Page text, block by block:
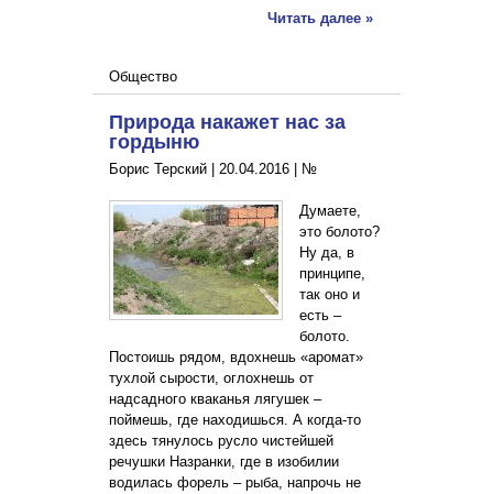
Читать далее »
Общество
Природа накажет нас за
гордыню
Борис Терский | 20.04.2016 №
Думаете,
это болото?
Ну да, в
принципе,
так оно и
есть –
болото.
Постоишь рядом, вдохнешь «аромат»
тухлой сырости, оглохнешь от
надсадного кваканья лягушек –
поймешь, где находишься. А когда-то
здесь тянулось русло чистейшей
речушки Назранки, где в изобилии
водилась форель – рыба, напрочь не